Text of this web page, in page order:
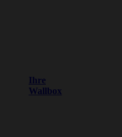
Ihre
Wallbox